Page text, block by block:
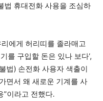
법 휴대전화 사용을 조심하
에게 허리띠를 졸라매고
를 구입할 돈은 있나 보다’,
법) 손전화 사용자 색출이
면서 왜 새로운 기계를 사
”이라고 전했다.